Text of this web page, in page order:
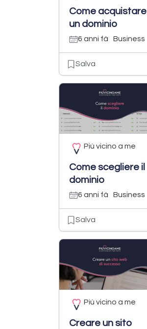
Come acquistare
un dominio
6 anni fà Business
Salva
Più vicino a me
Come scegliere il
dominio
6 anni fà Business
Salva
Più vicino a me
Creare un sito